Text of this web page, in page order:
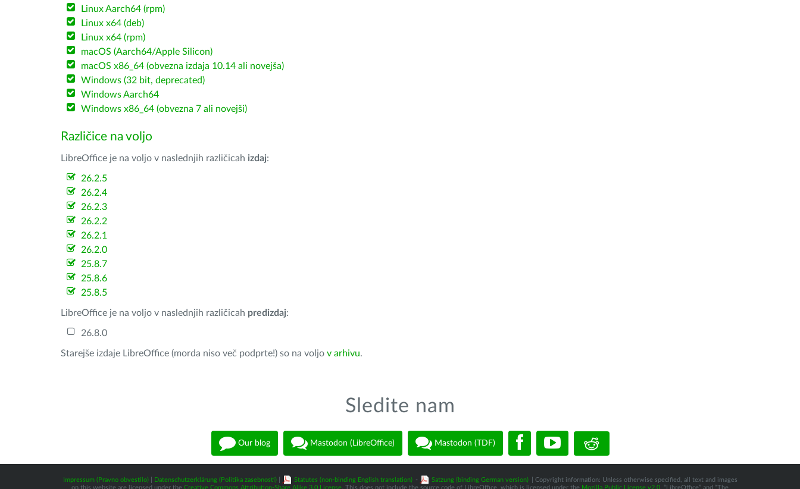
Linux Aarch64 (rpm)
Linux x64 (deb)
Linux x64 (rpm)
macOS (Aarch64/Apple Silicon)
macOS x86_64 (obvezna izdaja 10.14 ali novejša)
Windows (32 bit, deprecated)
Windows Aarch64
Windows x86_64 (obvezna 7 ali novejši)
Različice na voljo
LibreOffice je na voljo v naslednjih različicah izdaj:
26.2.5
26.2.4
26.2.3
26.2.2
26.2.1
26.2.0
25.8.7
25.8.6
25.8.5
LibreOffice je na voljo v naslednjih različicah predizdaj:
26.8.0
Starejše izdaje LibreOffice (morda niso več podprte!) so na voljo v arhivu.
Sledite nam
Our blog Mastodon (LibreOffice) Mastodon (TDF)
Impressum (Pravno obvestilo)| Datenschutzerklärung (Politika zasebnosti)| Statutes (non-binding English translation) - Satzung (binding German version)
| Copyright information: Unless otherwise specified, all text and images
on this website are licensed under the Creative Commons Attribution-Share Alike 3.0 License . This does not include the source code of LibreOffice, which is licensed under the Mozilla Public License v2.0 . “LibreOffice” and “The